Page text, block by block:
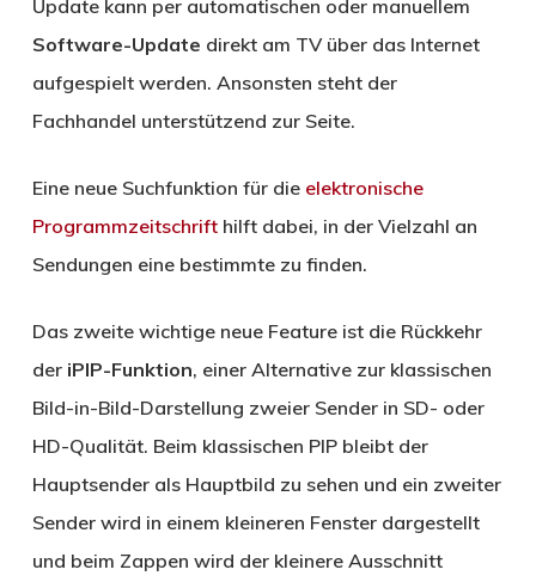
Update kann per automatischen oder manuellem
Software-Update direkt am TV über das Internet
aufgespielt werden. Ansonsten steht der
Fachhandel unterstützend zur Seite.
Eine neue Suchfunktion für die elektronische
Programmzeitschrifthilft dabei, in der Vielzahl an
Sendungen eine bestimmte zu finden.
Das zweite wichtige neue Feature ist die Rückkehr
der iPIP-Funktion, einer Alternative zur klassischen
Bild-in-Bild-Darstellung zweier Sender in SD- oder
HD-Qualität. Beim klassischen PIP bleibt der
Hauptsender als Hauptbild zu sehen und ein zweiter
Sender wird in einem kleineren Fenster dargestellt
und beim Zappen wird der kleinere Ausschnitt